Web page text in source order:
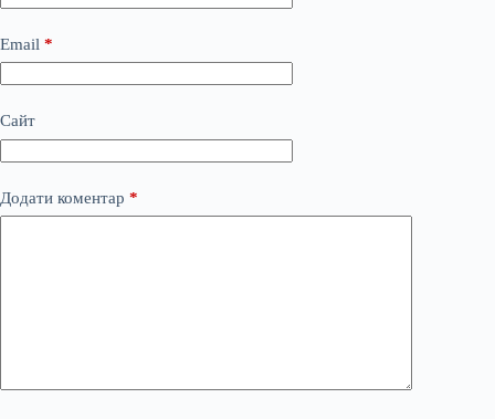
Email *
Сайт
Додати коментар *